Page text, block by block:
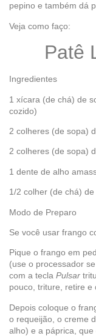
pepino e também dá
Veja como faço:
Patê
Ingredientes
1 xícara (de chá) de
cozido)
2 colheres (de sopa)
2 colheres (de sopa)
1 dente de alho
1/2 colher (de chá)
Modo de Preparo
Se você usar frango
Pique o frango em
(use o processador
com a tecla Pulsar
pouco, triture, retire e
Depois coloque o
o requeijão, o creme
alho) e a páprica,